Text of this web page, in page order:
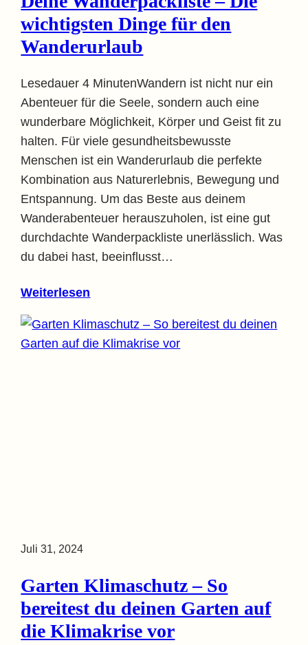
wichtigsten Dinge für den
Wanderurlaub
Lesedauer 4 MinutenWandern ist nicht nur ein
Abenteuer für die Seele, sondern auch eine
wunderbare Möglichkeit, Körper und Geist fit zu
halten. Für viele gesundheitsbewusste
Menschen ist ein Wanderurlaub die perfekte
Kombination aus Naturerlebnis, Bewegung und
Entspannung. Um das Beste aus deinem
Wanderabenteuer herauszuholen, ist eine gut
durchdachte Wanderpackliste unerlässlich. Was
du dabei hast, beeinflusst…
Weiterlesen
Juli 31, 2024
Garten Klimaschutz – So
bereitest du deinen Garten auf
die Klimakrise vor